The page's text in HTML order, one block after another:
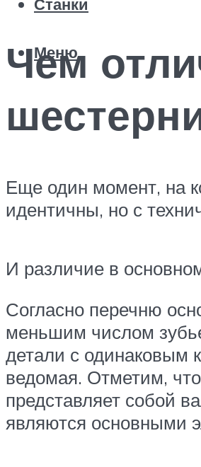
Станки
Меню
Чем
Еще один момент, на
идентичны, но с
И различие в
Согласно перечню
меньшим числом
детали с одинаковым
ведомая. Отметим,
представляет собой
являются основными